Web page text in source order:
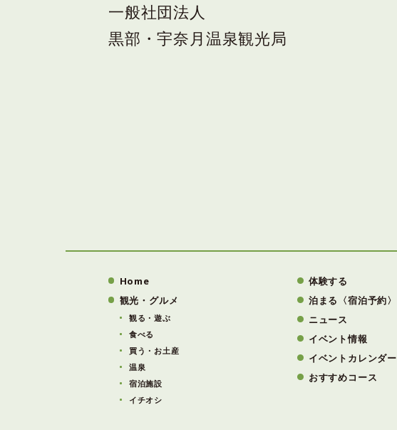
一般社団法人
黒部・宇奈月温泉観光局
Home
観光・グルメ
観る・遊ぶ
食べる
買う・お土産
温泉
宿泊施設
イチオシ
体験する
泊まる〈宿泊予約〉
ニュース
イベント情報
イベントカレンダー
おすすめコース